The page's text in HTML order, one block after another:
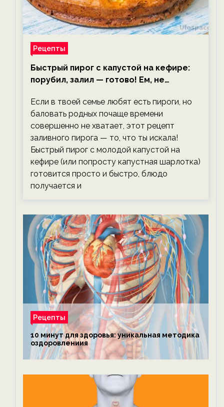
Рецепты
Быстрый пирог с капустой на кефире:
порубил, залил — готово! Ем, не
Если в твоей семье любят есть пироги, но
баловать родных почаще времени
совершенно не хватает, этот рецепт
заливного пирога — то, что ты искала!
Быстрый пирог с молодой капустой на
кефире (или попросту капустная шарлотка)
готовится просто и быстро, блюдо
получается и
Рецепты
10 минут для здоровья: уникальная методика
оздоровлениия